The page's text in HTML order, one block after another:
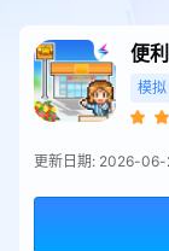
便
模拟
更新日期: 2026-06-